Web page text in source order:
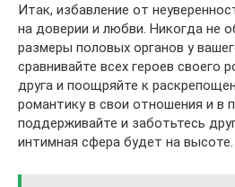
Итак, избавление от
на доверии и любви. Никогда не
размеры половых органов у
сравнивайте всех героев своего
друга и поощряйте к
романтику в свои отношения и в
поддерживайте и заботьтесь
интимная сфера будет на высоте.